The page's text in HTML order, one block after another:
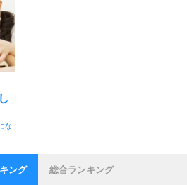
な
ング 総合ランキング